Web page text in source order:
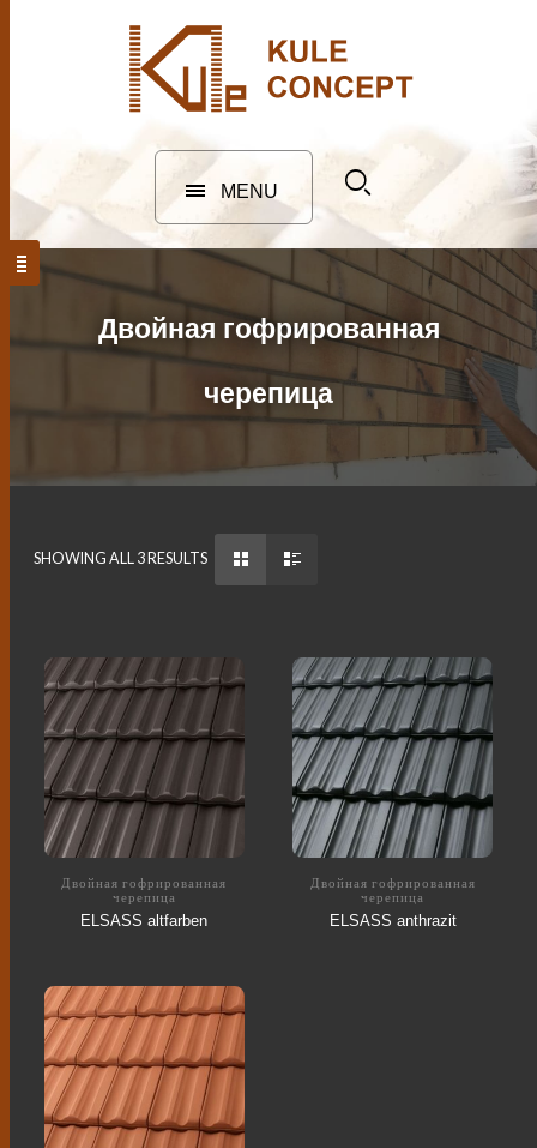
MENU
Двойная гофрированная
черепица
SHOWING ALL 3 RESULTS
Двойная гофрированная
черепица
ELSASS altfarben
Двойная гофрированная
черепица
ELSASS anthrazit